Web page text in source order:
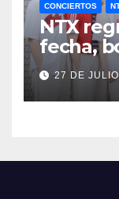
CONCIERTOS
NTX
fecha,
VIP
27 DE